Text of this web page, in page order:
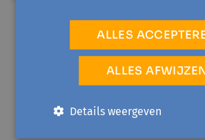
Sociale prijs
Je hebt een invaliditeitsuitkering of
verhoogde tegemoetkoming/
ALLES
ALLES
Details weergeven